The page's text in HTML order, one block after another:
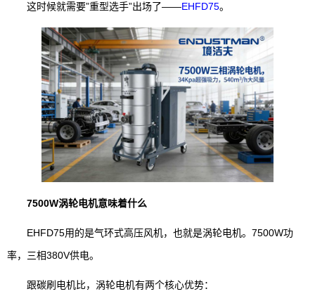
这时候就需要”重型选手”出场了——EHFD75。
7500W涡轮电机意味着什么
EHFD75用的是气环式高压风机，也就是涡轮电机。7500W功
率，三相380V供电。
跟碳刷电机比，涡轮电机有两个核心优势：